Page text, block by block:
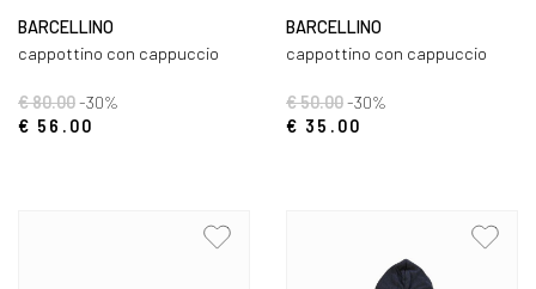
BARCELLINO
cappottino con cappuccio
€ 80.00-30%
€ 56.00
BARCELLINO
cappottino con cappuccio
€ 50.00-30%
€ 35.00